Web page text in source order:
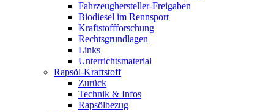
Fahrzeughersteller-Freigaben
Biodiesel im Rennsport
Kraftstoffforschung
Rechtsgrundlagen
Links
Unterrichtsmaterial
Rapsöl-Kraftstoff
Zurück
Technik & Infos
Rapsölbezug